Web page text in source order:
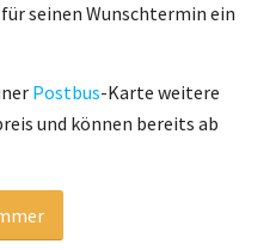
seinen Wunschtermin ein
Postbus-Karte weitere
und können bereits ab